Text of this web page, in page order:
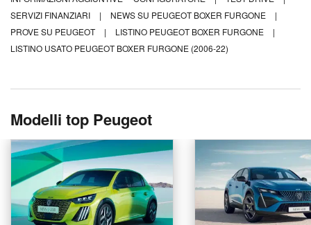
SERVIZI FINANZIARI
| NEWS SU PEUGEOT BOXER FURGONE
|
PROVE SU PEUGEOT
| LISTINO PEUGEOT BOXER FURGONE
|
LISTINO USATO PEUGEOT BOXER FURGONE (2006-22)
Modelli top Peugeot